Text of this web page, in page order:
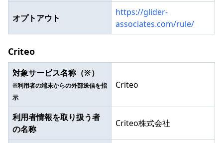
オプトアウト
https://glider-
associates.com/rule/
Criteo
対象サービス名称（※）
※利用者の端末からの外部送信を指
示
Criteo
利用者情報を取り扱う者
の名称
Criteo株式会社